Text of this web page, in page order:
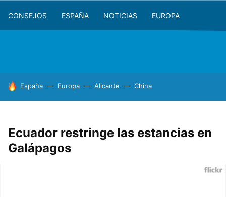
CONSEJOS ESPAÑA NOTICIAS EUROPA
HOY SE HABLA DE
España Europa Alicante China
Ecuador restringe las estancias en
Galápagos